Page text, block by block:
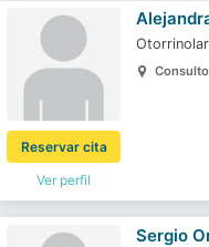
Ver perfil
Reservar cita
Sergio